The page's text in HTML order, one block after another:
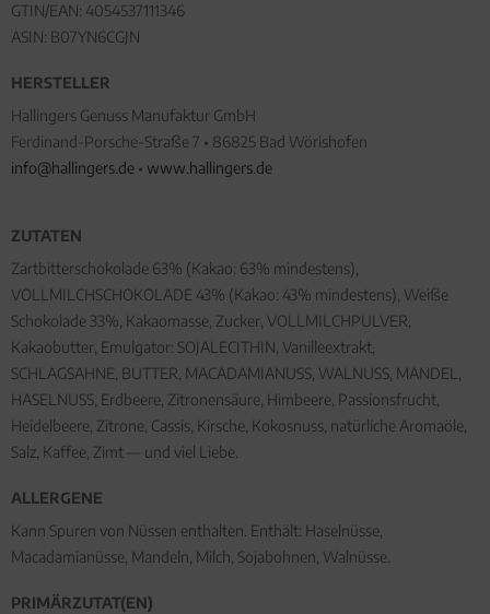
GTIN/EAN: 4054537111346
ASIN: B07YN6CGJN
HERSTELLER
Hallingers Genuss Manufaktur GmbH
Ferdinand-Porsche-Straße 7 • 86825 Bad Wörishofen
info@hallingers.de • www.hallingers.de
ZUTATEN
Zartbitterschokolade 63% (Kakao: 63% mindestens),
VOLLMILCHSCHOKOLADE 43% (Kakao: 43% mindestens), Weiße
Schokolade 33%, Kakaomasse, Zucker, VOLLMILCHPULVER,
Kakaobutter, Emulgator: SOJALECITHIN, Vanilleextrakt,
SCHLAGSAHNE, BUTTER, MACADAMIANUSS, WALNUSS, MANDEL,
HASELNUSS, Erdbeere, Zitronensäure, Himbeere, Passionsfrucht,
Heidelbeere, Zitrone, Cassis, Kirsche, Kokosnuss, natürliche Aromaöle,
Salz, Kaffee, Zimt — und viel Liebe.
ALLERGENE
Kann Spuren von Nüssen enthalten. Enthält: Haselnüsse,
Macadamianüsse, Mandeln, Milch, Sojabohnen, Walnüsse.
PRIMÄRZUTAT(EN)